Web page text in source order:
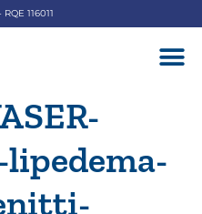
RQE 116011